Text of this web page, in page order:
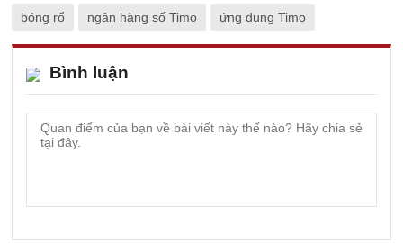
bóng rổ ngân hàng số Timo ứng dụng Timo
Bình luận